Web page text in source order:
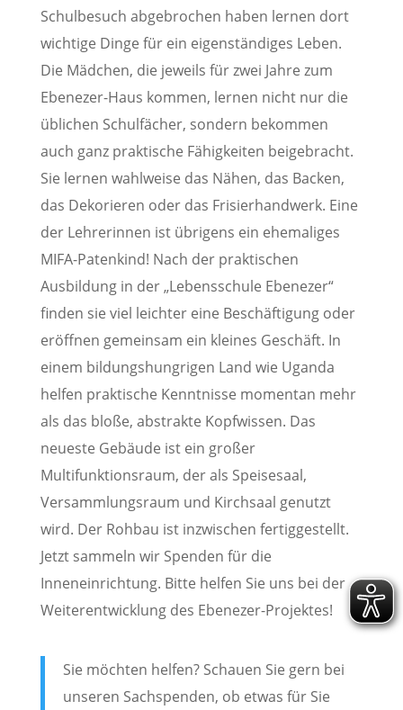
Schulbesuch abgebrochen haben lernen dort
wichtige Dinge für ein eigenständiges Leben.
Die Mädchen, die jeweils für zwei Jahre zum
Ebenezer-Haus kommen, lernen nicht nur die
üblichen Schulfächer, sondern bekommen
auch ganz praktische Fähigkeiten beigebracht.
Sie lernen wahlweise das Nähen, das Backen,
das Dekorieren oder das Frisierhandwerk. Eine
der Lehrerinnen ist übrigens ein ehemaliges
MIFA-Patenkind! Nach der praktischen
Ausbildung in der „Lebensschule Ebenezer“
finden sie viel leichter eine Beschäftigung oder
eröffnen gemeinsam ein kleines Geschäft. In
einem bildungshungrigen Land wie Uganda
helfen praktische Kenntnisse momentan mehr
als das bloße, abstrakte Kopfwissen. Das
neueste Gebäude ist ein großer
Multifunktionsraum, der als Speisesaal,
Versammlungsraum und Kirchsaal genutzt
wird. Der Rohbau ist inzwischen fertiggestellt.
Jetzt sammeln wir Spenden für die
Inneneinrichtung. Bitte helfen Sie uns bei der
Weiterentwicklung des Ebenezer-Projektes!
Sie möchten helfen? Schauen Sie gern bei
unseren Sachspenden, ob etwas für Sie